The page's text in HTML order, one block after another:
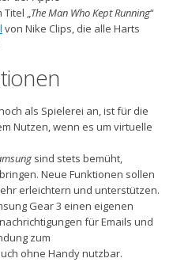
„The Man Who Kept Running“
von Nike Clips, die alle Harts
als Spielerei an, ist für die
Nutzen, wenn es um virtuelle
sind stets bemüht,
Neue Funktionen sollen
erleichtern und unterstützen.
Gear 3 einen eigenen
für Emails und
zum
ohne Handy nutzbar.